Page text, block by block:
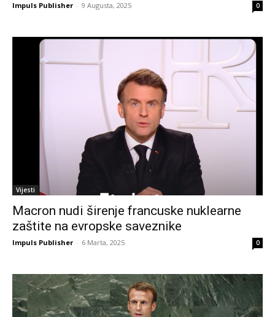
Impuls Publisher - 9 Augusta, 2025 0
Vijesti
Macron nudi širenje francuske nuklearne
zaštite na evropske saveznike
Impuls Publisher - 6 Marta, 2025 0